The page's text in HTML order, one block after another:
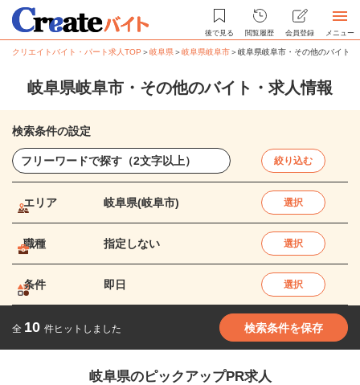
後で見る 閲覧履歴 会員登録 メニュー
クリエイトバイト・パート求人TOP ＞岐阜県＞岐阜県岐阜市＞岐阜県岐阜市・その他のバイト
岐阜県岐阜市・その他のバイト・求人情報
検索条件の設定
絞り込む
エリア 岐阜県(岐阜市) 選択
職種 指定しない 選択
条件 即日 選択
全 10 件ヒットしました 検索条件を保存
岐阜県のピックアップPR求人